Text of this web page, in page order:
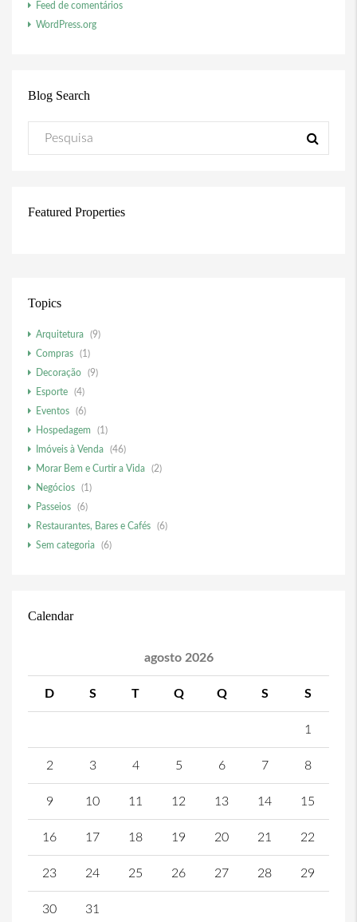
Feed de comentários
WordPress.org
Blog Search
Featured Properties
Topics
Arquitetura
(9)
Compras
(1)
Decoração
(9)
Esporte
(4)
Eventos
(6)
Hospedagem
(1)
Imóveis à Venda
(46)
Morar Bem e Curtir a Vida
(2)
Negócios
(1)
Passeios
(6)
Restaurantes, Bares e Cafés
(6)
Sem categoria
(6)
Calendar
agosto 2026
D S T Q Q S S
1
2 3 4 5 6 7 8
9 10 11 12 13 14 15
16 17 18 19 20 21 22
23 24 25 26 27 28 29
30 31